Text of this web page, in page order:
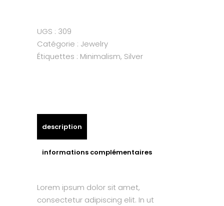
UGS : 309
Catégorie : Jewelry
Étiquettes : Minimalism, Silver
description
informations complémentaires
Lorem ipsum dolor sit amet,
consectetur adipiscing elit. In ut